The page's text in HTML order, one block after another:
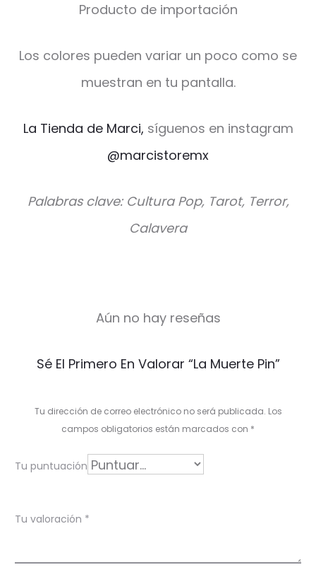
Producto de importación
Los colores pueden variar un poco como se
muestran en tu pantalla.
La Tienda de Marci, síguenos en instagram
@marcistoremx
Palabras clave: Cultura Pop, Tarot, Terror,
Calavera
r
i
o
Aún no hay reseñas
Sé El Primero En Valorar “La Muerte Pin”
Tu dirección de correo electrónico no será publicada. Los
campos obligatorios están marcados con *
Tu puntuación
Tu valoración *